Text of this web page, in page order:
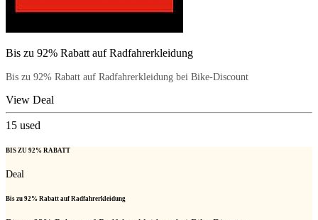
Bis zu 92% Rabatt auf Radfahrerkleidung
Bis zu 92% Rabatt auf Radfahrerkleidung bei Bike-Discount
View Deal
15 used
BIS ZU 92% RABATT
Deal
Bis zu 92% Rabatt auf Radfahrerkleidung